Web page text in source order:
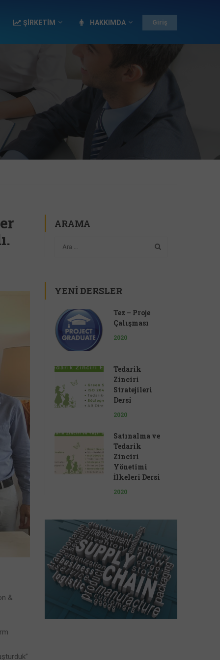
ŞİRKETİM HAKKIMDA Giriş
&
ARAMA
YENI DERSLER
Tez – Proje
Çalışması
2020
Tedarik
Zinciri
Stratejileri
Dersi
2020
Satınalma ve
Tedarik
Zinciri
Yönetimi
İlkeleri Dersi
2020